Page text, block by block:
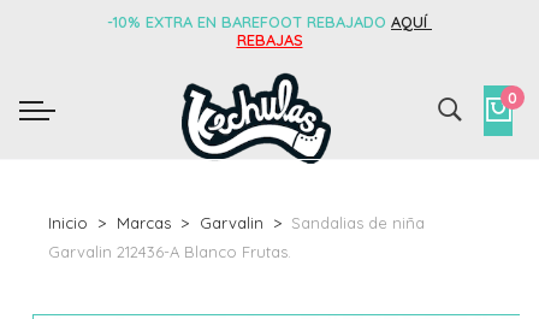
-10% EXTRA EN BAREFOOT REBAJADO AQUÍ
REBAJAS
0
Inicio Marcas Garvalin
Sandalias de niña
Garvalin 212436-A Blanco Frutas.